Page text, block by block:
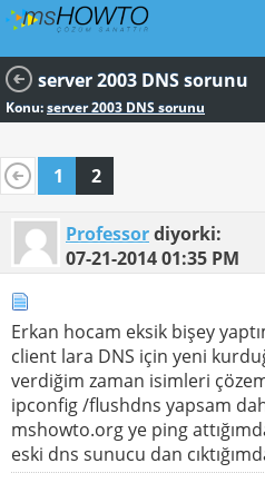
server 2003 DNS sorunu
Konu:server 2003 DNS sorunu
1 2
Professordiyorki:
07-21-201401:35 PM
Erkan hocam eksik bişey
client lara DNS için yeni
verdiğim zaman isimleri
ipconfig /flushdns yapsam
mshowto.org ye ping
eski dns sunucu dan